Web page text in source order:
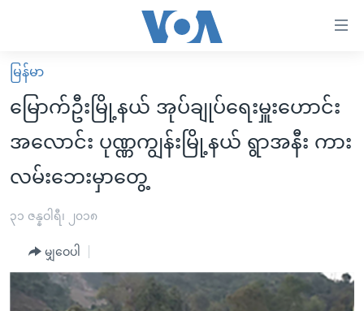
လွယ်ကူ
စေ
များ
ပင်မ
မူလစာမျက်နှာ
မြန်မာ
ကမ္ဘာ့သတင်းများ
နိုင်ငံတကာ
အစ္စရေး-ပါလက်စတိုင်း
ဗွီဒီယို
ရပ်ဝန်းတခု လမ်းတခု အလွန်
အင်္ဂလိပ်စာလေ့လာမယ်
အမေရိကန်သုံးအီဒီယံ
အပတ်စဉ်ကဏ္ဍများ
မြန်မာ
မြောက်ဦးမြို့နယ် အုပ်ချုပ်ရေးမှူးဟောင်း
အလောင်း ပုဏ္ဏကျွန်းမြို့နယ် ရွာအနီး ကား
လမ်းဘေးမှာတွေ့
၃၁ ဇန္နဝါရီ၊ ၂၀၁၈
မျှဝေပါ